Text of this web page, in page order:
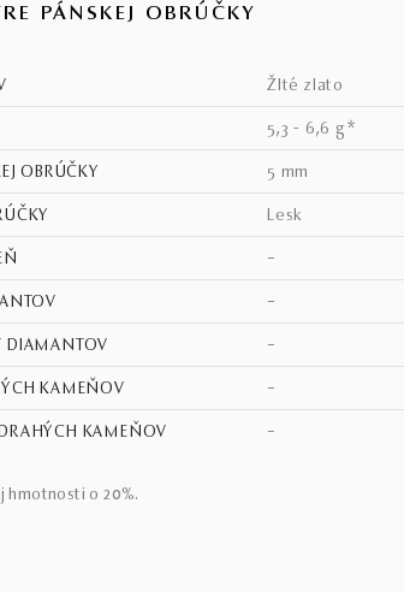
PÁNSKEJ OBRÚČKY
žlté zlato
5,3 - 6,6 g*
OBRÚČKY 5 mm
lesk
–
–
DIAMANTOV –
KAMEŇOV –
KAMEŇOV –
o 20%.